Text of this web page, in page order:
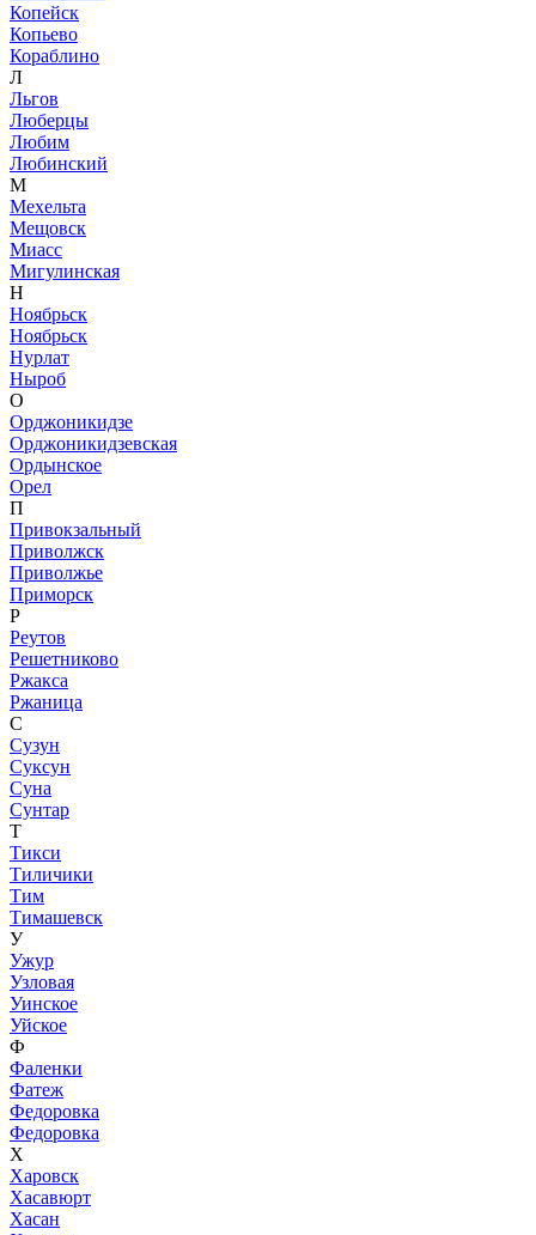
Копейск
Копьево
Кораблино
Л
Льгов
Люберцы
Любим
Любинский
М
Мехельта
Мещовск
Миасс
Мигулинская
Н
Ноябрьск
Ноябрьск
Нурлат
Ныроб
О
Орджоникидзе
Орджоникидзевская
Ордынское
Орел
П
Привокзальный
Приволжск
Приволжье
Приморск
Р
Реутов
Решетниково
Ржакса
Ржаница
С
Сузун
Суксун
Суна
Сунтар
Т
Тикси
Тиличики
Тим
Тимашевск
У
Ужур
Узловая
Уинское
Уйское
Ф
Фаленки
Фатеж
Федоровка
Федоровка
Х
Харовск
Хасавюрт
Хасан